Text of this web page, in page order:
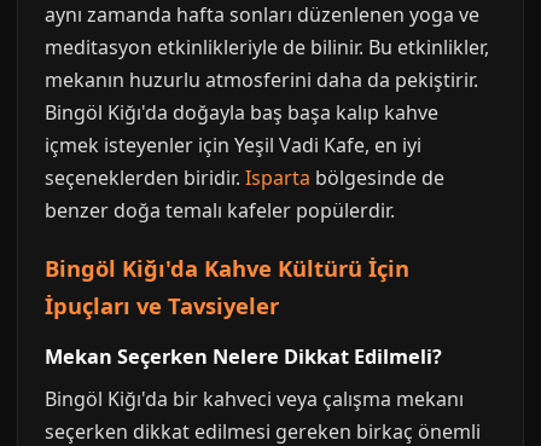
aynı zamanda hafta sonları düzenlenen yoga ve
meditasyon etkinlikleriyle de bilinir. Bu etkinlikler,
mekanın huzurlu atmosferini daha da pekiştirir.
Bingöl Kiğı'da doğayla baş başa kalıp kahve
içmek isteyenler için Yeşil Vadi Kafe, en iyi
seçeneklerden biridir. Isparta bölgesinde de
benzer doğa temalı kafeler popülerdir.
Bingöl Kiğı'da Kahve Kültürü İçin
İpuçları ve Tavsiyeler
Mekan Seçerken Nelere Dikkat Edilmeli?
Bingöl Kiğı'da bir kahveci veya çalışma mekanı
seçerken dikkat edilmesi gereken birkaç önemli